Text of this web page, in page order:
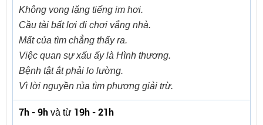
Không vong lặng tiếng im hơi.
Cầu tài bất lợi đi chơi vắng nhà.
Mất của tìm chẳng thấy ra.
Việc quan sự xấu ấy là Hình thương.
Bệnh tật ắt phải lo lường.
Vì lời nguyền rủa tìm phương giải trừ.
7h - 9h và từ 19h - 21h